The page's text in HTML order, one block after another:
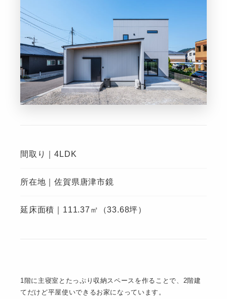
間取り｜4LDK
所在地｜佐賀県唐津市鏡
延床面積｜111.37㎡（33.68坪）
1階に主寝室とたっぷり収納スペースを作ることで、2階建
てだけど平屋使いできるお家になっています。